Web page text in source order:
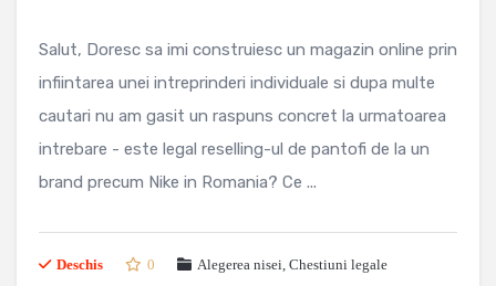
Salut, Doresc sa imi construiesc un magazin online prin
infiintarea unei intreprinderi individuale si dupa multe
cautari nu am gasit un raspuns concret la urmatoarea
intrebare - este legal reselling-ul de pantofi de la un
brand precum Nike in Romania? Ce ...
Deschis 0 Alegerea nisei, Chestiuni legale